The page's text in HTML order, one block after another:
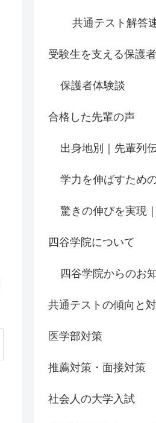
共通テスト解答
受験生を支える保護
保護者体験談
合格した先輩の声
出身地別｜先輩列
学力を伸ばすため
驚きの伸びを実現
四谷学院について
四谷学院からのお
共通テストの傾向と
医学部対策
推薦対策・面接対策
社会人の大学入試